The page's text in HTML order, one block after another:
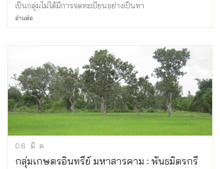
เป็นกลุ่มไม่ได้มีการจดทะเบียนอย่างเป็นทา
อ่านต่อ
06 มี.ค.
กลุ่มเกษตรอินทรีย์ มหาสารคาม : พันธมิตรกรี